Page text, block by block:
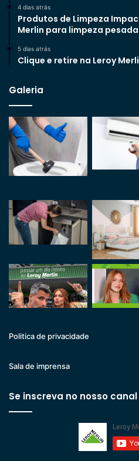
4 dias atrás
Produtos de Limpeza
Merlin para limpeza
5 dias atrás
Clique e retire na Leroy
Galeria
Politica de privacidade
Sala de imprensa
Se inscreva no nosso canal